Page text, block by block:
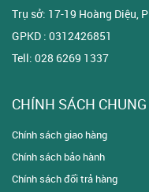
Trụ sở: 17-19 Hoàng Diệu,
GPKD : 0312426851
Tell: 028 6269 1337
CHÍNH SÁCH CHUNG
Chính sách giao hàng
Chính sách bảo hành
Chính sách đổi trả hàng